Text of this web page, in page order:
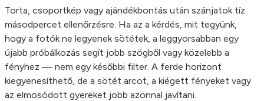
Torta, csoportkép vagy ajándékbontás után szánjatok tíz
másodpercet ellenőrzésre. Ha az a kérdés, mit tegyünk,
hogy a fotók ne legyenek sötétek, a leggyorsabban egy
újabb próbálkozás segít jobb szögből vagy közelebb a
fényhez — nem egy későbbi filter. A ferde horizont
kiegyenesíthető, de a sötét arcot, a kiégett fényeket vagy
az elmosódott gyereket jobb azonnal javítani.